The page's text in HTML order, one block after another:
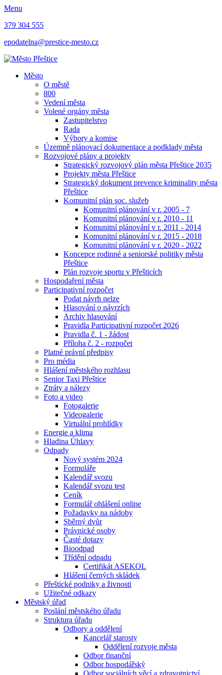
Menu
379 304 555
epodatelna@prestice-mesto.cz
Město
O městě
800
Vedení města
Volené orgány města
Zastupitelstvo
Rada
Výbory a komise
Územně plánovací dokumentace a podklady města
Rozvojové plány a projekty
Strategický rozvojový plán města Přeštice 2035
Projekty města Přeštice
Strategický dokument prevence kriminality města
Přeštice
Komunitní plán soc. služeb
Komunitní plánování v r. 2005 - 7
Komunitní plánování v r. 2010 - 11
Komunitní plánování v r. 2011 - 2014
Komunitní plánování v r. 2015 - 2018
Komunitní plánování v r. 2020 - 2022
Koncepce rodinné a seniorské politiky města
Přeštice
Plán rozvoje sportu v Přešticích
Hospodaření města
Participativní rozpočet
Podat návrh nelze
Hlasování o návrzích
Archiv hlasování
Pravidla Participativní rozpočet 2026
Pravidla č. 1 - žádost
Příloha č. 2 - rozpočet
Platné právní předpisy
Pro média
Hlášení městského rozhlasu
Senior Taxi Přeštice
Ztráty a nálezy
Foto a video
Fotogalerie
Videogalerie
Virtuální prohlídky
Energie a klima
Hladina Úhlavy
Odpady
Nový systém 2024
Formuláře
Kalendář svozu
Kalendář svozu test
Ceník
Formulář ohlášení online
Požadavky na nádoby
Sběrný dvůr
Právnické osoby
Časté dotazy
Bioodpad
Třídění odpadu
Certifikát ASEKOL
Hlášení černých skládek
Přeštické podniky a živnosti
Užitečné odkazy
Městský úřad
Poslání městského úřadu
Struktura úřadu
Odbory a oddělení
Kancelář starosty
Oddělení rozvoje města
Odbor finanční
Odbor hospodářský
Odbor sociálních věcí a zdravotnictví